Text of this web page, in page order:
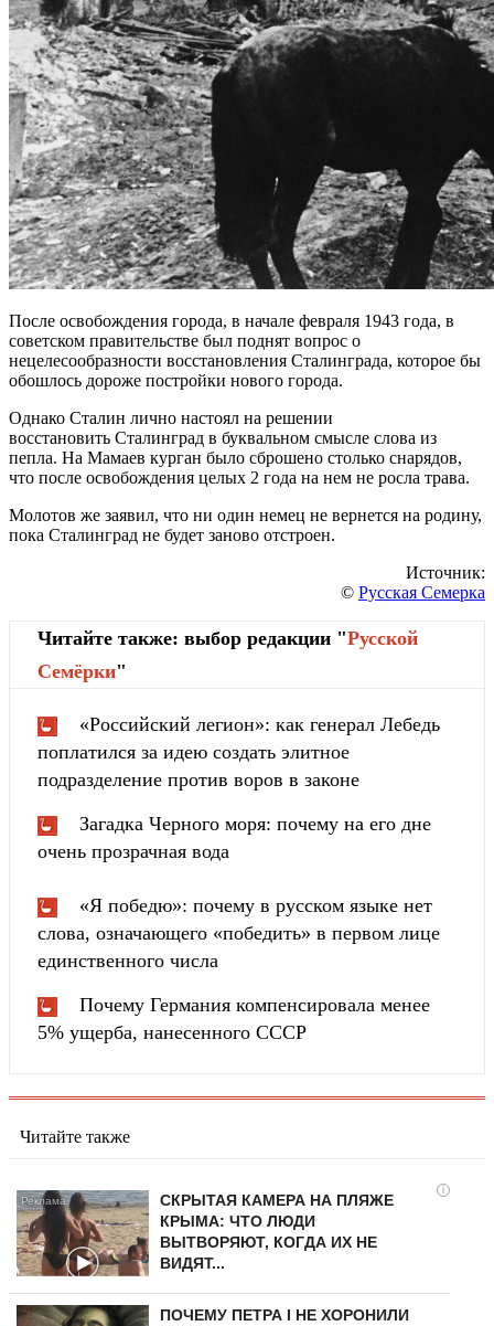
После освобождения города, в начале февраля 1943 года, в
советском правительстве был поднят вопрос о
нецелесообразности восстановления Сталинграда, которое бы
обошлось дороже постройки нового города.
Однако Сталин лично настоял на решении
восстановить Сталинград в буквальном смысле слова из
пепла. На Мамаев курган было сброшено столько снарядов,
что после освобождения целых 2 года на нем не росла трава.
Молотов же заявил, что ни один немец не вернется на родину,
пока Сталинград не будет заново отстроен.
Источник:
© Русская Семерка
Читайте также: выбор редакции "Русской
Cемёрки"
«Российский легион»: как генерал Лебедь
поплатился за идею создать элитное
подразделение против воров в законе
Загадка Черного моря: почему на его дне
очень прозрачная вода
«Я победю»: почему в русском языке нет
слова, означающего «победить» в первом лице
единственного числа
Почему Германия компенсировала менее
5% ущерба, нанесенного СССР
Читайте также
i
СКРЫТАЯ КАМЕРА НА ПЛЯЖЕ
КРЫМА: ЧТО ЛЮДИ
ВЫТВОРЯЮТ, КОГДА ИХ НЕ
ВИДЯТ...
ПОЧЕМУ ПЕТРА I НЕ ХОРОНИЛИ